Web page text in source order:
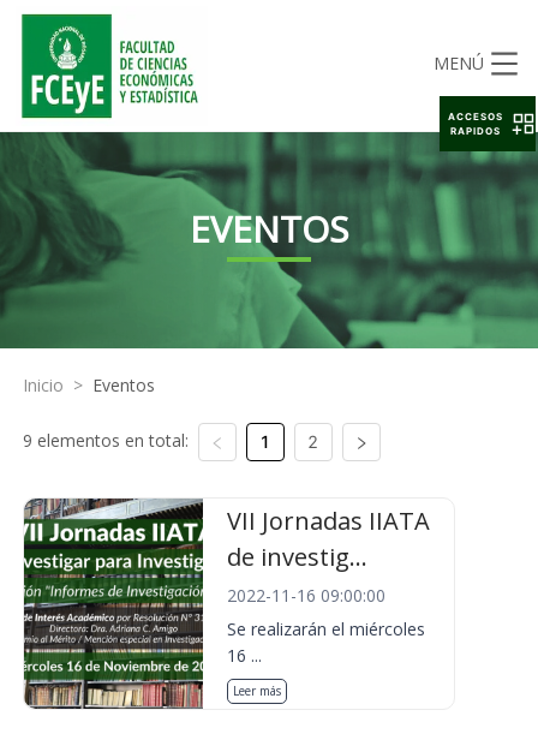
MENÚ
EVENTOS
Inicio > Eventos
9 elementos en total: 1 2
VII Jornadas IIATA
de investig...
2022-11-16 09:00:00
Se realizarán el miércoles
16 ...
Leer más
ACCESOS
RAPIDOS